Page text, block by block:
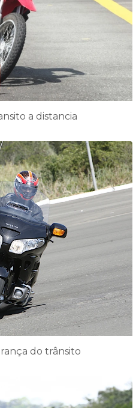
a distancia
do trânsito